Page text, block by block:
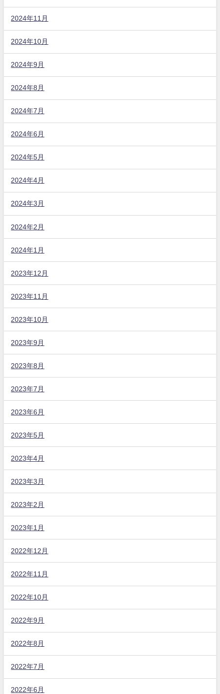
2024年11月
2024年10月
2024年9月
2024年8月
2024年7月
2024年6月
2024年5月
2024年4月
2024年3月
2024年2月
2024年1月
2023年12月
2023年11月
2023年10月
2023年9月
2023年8月
2023年7月
2023年6月
2023年5月
2023年4月
2023年3月
2023年2月
2023年1月
2022年12月
2022年11月
2022年10月
2022年9月
2022年8月
2022年7月
2022年6月